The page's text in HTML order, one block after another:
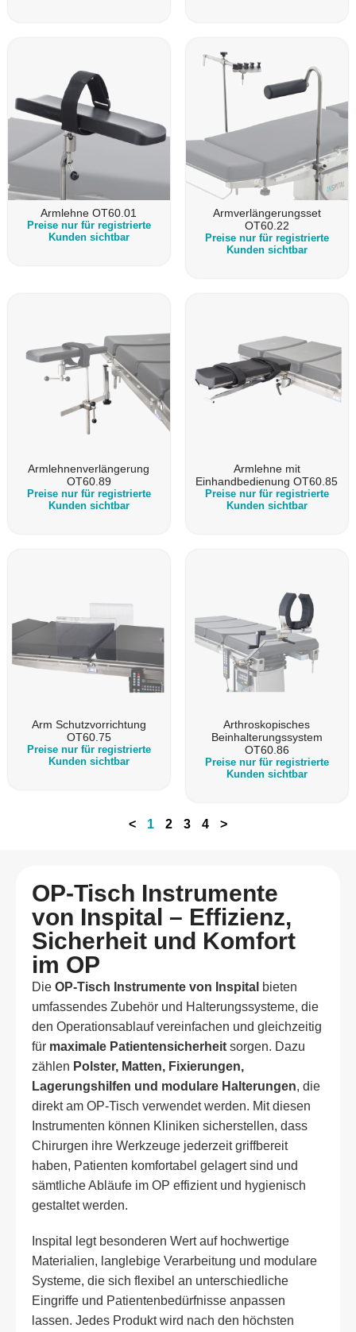
Armlehne OT60.01
Preise nur für registrierte
Kunden sichtbar
Armverlängerungsset
OT60.22
Preise nur für registrierte
Kunden sichtbar
Armlehnenverlängerung
OT60.89
Preise nur für registrierte
Kunden sichtbar
Armlehne mit
Einhandbedienung OT60.85
Preise nur für registrierte
Kunden sichtbar
Arm Schutzvorrichtung
OT60.75
Preise nur für registrierte
Kunden sichtbar
Arthroskopisches
Beinhalterungssystem
OT60.86
Preise nur für registrierte
Kunden sichtbar
< 1 2 3 4 >
OP-Tisch Instrumente
von Inspital – Effizienz,
Sicherheit und Komfort
im OP
Die OP-Tisch Instrumente von Inspital bieten
umfassendes Zubehör und Halterungssysteme, die
den Operationsablauf vereinfachen und gleichzeitig
für maximale Patientensicherheit sorgen. Dazu
zählen Polster, Matten, Fixierungen,
Lagerungshilfen und modulare Halterungen, die
direkt am OP-Tisch verwendet werden. Mit diesen
Instrumenten können Kliniken sicherstellen, dass
Chirurgen ihre Werkzeuge jederzeit griffbereit
haben, Patienten komfortabel gelagert sind und
sämtliche Abläufe im OP effizient und hygienisch
gestaltet werden.
Inspital legt besonderen Wert auf hochwertige
Materialien, langlebige Verarbeitung und modulare
Systeme, die sich flexibel an unterschiedliche
Eingriffe und Patientenbedürfnisse anpassen
lassen. Jedes Produkt wird nach den höchsten